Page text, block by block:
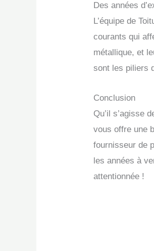
Des années
L’équipe de
courants qui
métallique, et
sont les piliers
Conclusion
Qu’il s’agisse
vous offre une
fournisseur de
les années à
attentionnée !